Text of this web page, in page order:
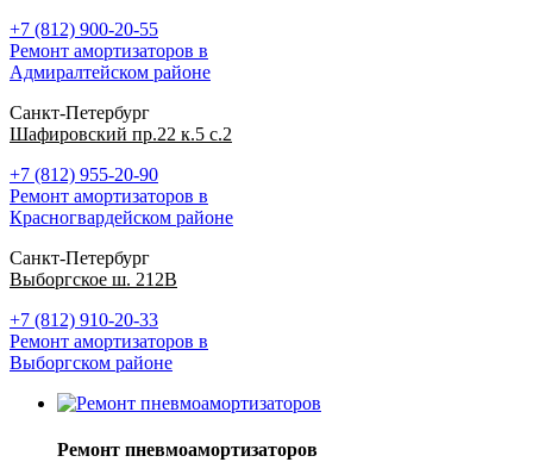
+7 (812) 900-20-55
Ремонт амортизаторов в
Адмиралтейском районе
Санкт-Петербург
Шафировский пр.22 к.5 с.2
+7 (812) 955-20-90
Ремонт амортизаторов в
Красногвардейском районе
Санкт-Петербург
Выборгское ш. 212В
+7 (812) 910-20-33
Ремонт амортизаторов в
Выборгском районе
Ремонт пневмоамортизаторов